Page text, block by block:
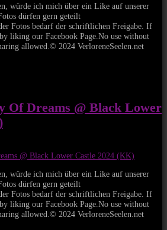
würde ich mich über ein Like auf unserer
dürfen gern geteilt
Fotos bedarf der schriftlichen Freigabe. If
liking our Facebook Page.No use without
allowed.© 2024 VerloreneSeelen.net
Of Dreams @ Black Lower
würde ich mich über ein Like auf unserer
dürfen gern geteilt
Fotos bedarf der schriftlichen Freigabe. If
liking our Facebook Page.No use without
allowed.© 2024 VerloreneSeelen.net